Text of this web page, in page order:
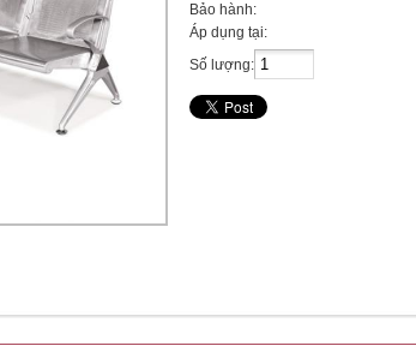
Bảo hành:
Áp dụng tại:
Số lượng: